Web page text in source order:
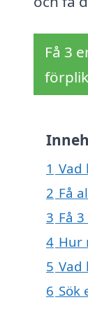
Få 3
1 Vad
2 Få
3 Få
4 Hur
5 Vad
6 Sök